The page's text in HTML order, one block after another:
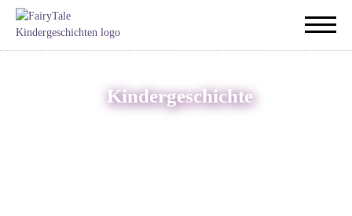
Kindergeschichte